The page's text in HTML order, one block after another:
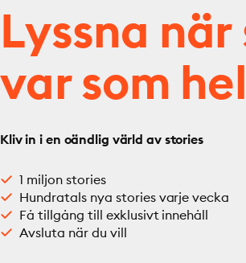
Lyssna
var som
Kliv in i en oändlig värld av stories
1 miljon stories
Hundratals nya stories varje vecka
Få tillgång till exklusivt innehåll
Avsluta när du vill